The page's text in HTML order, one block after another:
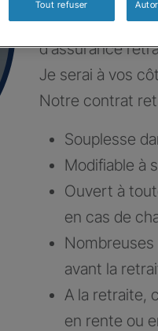
Construisons
d’assurance
Je serai à vos
Notre contrat
Souplesse
Modifiable à
Ouvert à
en cas de
avant la
A la retraite,
en rente ou
Tout refuser